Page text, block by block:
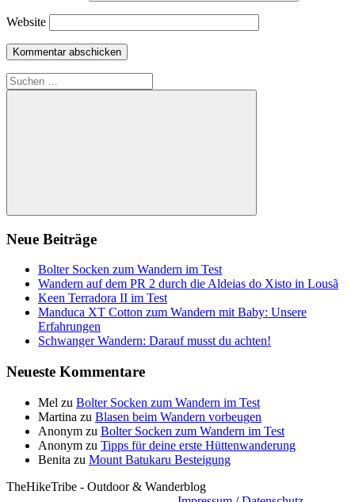
Website
Suchen
nach:
Suchen
Neue Beiträge
Bolter Socken zum Wandern im Test
Wandern auf dem PR 2 durch die Aldeias do Xisto in Lousã
Keen Terradora II im Test
Manduca XT Cotton zum Wandern mit Baby: Unsere
Erfahrungen
Schwanger Wandern: Darauf musst du achten!
Neueste Kommentare
Mel zu Bolter Socken zum Wandern im Test
Martina zu Blasen beim Wandern vorbeugen
Anonym zu Bolter Socken zum Wandern im Test
Anonym zu Tipps für deine erste Hüttenwanderung
Benita zu Mount Batukaru Besteigung
TheHikeTribe - Outdoor & Wanderblog